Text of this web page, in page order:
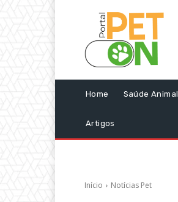
Home Saúde Animal
Artigos
Início Notícias Pet